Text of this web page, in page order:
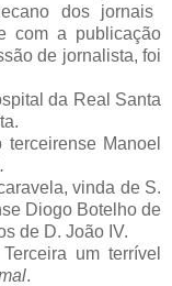
dos jornais
com a publicação
de jornalista, foi
da Real Santa
Manoel
vinda de S.
Diogo Botelho de
de D. João IV.
um terrível
.